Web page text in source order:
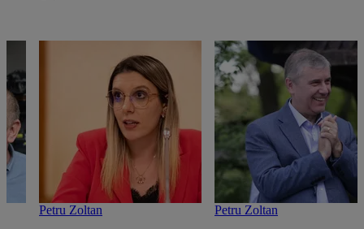
Petru Zoltan
Petru Zoltan